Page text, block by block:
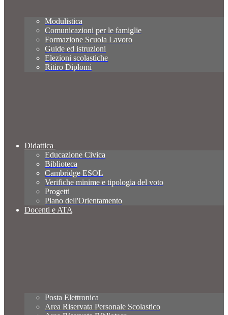
Modulistica
Comunicazioni per le famiglie
Formazione Scuola Lavoro
Guide ed istruzioni
Elezioni scolastiche
Ritiro Diplomi
Didattica
Educazione Civica
Biblioteca
Cambridge ESOL
Verifiche minime e tipologia del voto
Progetti
Piano dell'Orientamento
Docenti e ATA
Posta Elettronica
Area Riservata Personale Scolastico